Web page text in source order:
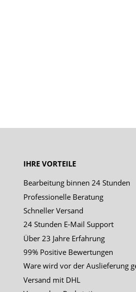
IHRE VORTEILE
Bearbeitung binnen 24 Stunden
Professionelle Beratung
Schneller Versand
24 Stunden E-Mail Support
Über 23 Jahre Erfahrung
99% Positive Bewertungen
Ware wird vor der Auslieferung
Versand mit DHL